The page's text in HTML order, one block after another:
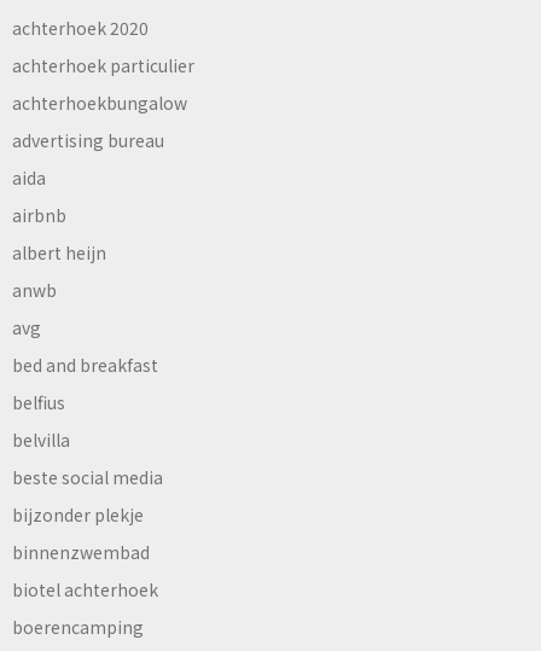
achterhoek 2020
achterhoek particulier
achterhoekbungalow
advertising bureau
aida
airbnb
albert heijn
anwb
avg
bed and breakfast
belfius
belvilla
beste social media
bijzonder plekje
binnenzwembad
biotel achterhoek
boerencamping